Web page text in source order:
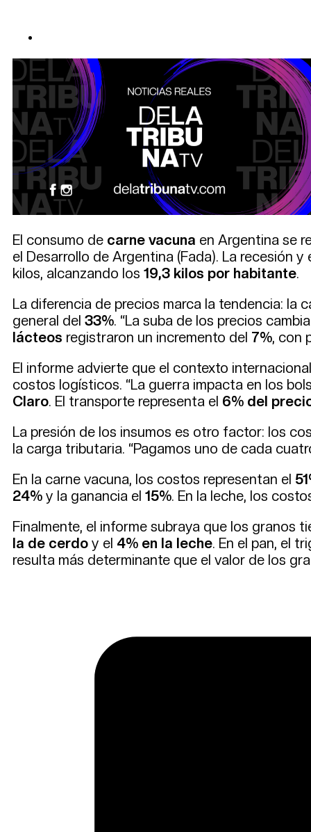
El consumo de carne vacuna en Argentina se
el Desarrollo de Argentina (Fada). La recesión
kilos, alcanzando los 19,3 kilos por habitante.
La diferencia de precios marca la tendencia: la
general del 33%. “La suba de los precios
lácteos registraron un incremento del 7%, con
El informe advierte que el contexto
costos logísticos. “La guerra impacta en los
Claro. El transporte representa el 6% del
La presión de los insumos es otro factor: los
la carga tributaria. “Pagamos uno de cada
En la carne vacuna, los costos representan el
24% y la ganancia el 15%. En la leche, los
Finalmente, el informe subraya que los granos
la de cerdo y el 4% en la leche. En el pan, el
resulta más determinante que el valor de los